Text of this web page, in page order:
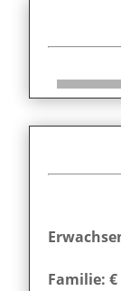
Familie: €